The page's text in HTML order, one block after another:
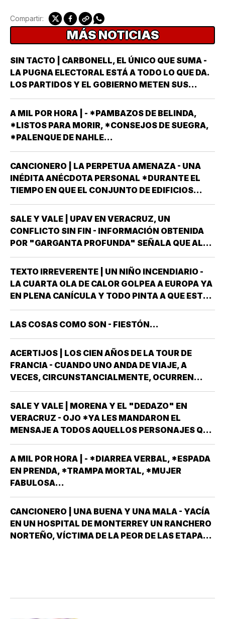
Compartir:
MÁS NOTICIAS
SIN TACTO | CARBONELL, EL ÚNICO QUE SUMA -
LA PUGNA ELECTORAL ESTÁ A TODO LO QUE DA.
LOS PARTIDOS Y EL GOBIERNO METEN SUS
ARMAS MÁS AFILADAS CON LA VISTA PUESTA EN
LA JORNADA DEL DOMINGO 6 DE JUNIO DEL AÑO
ENTRANTE *EL PROCESO ELECTORAL PARA
ELEGIR…
A MIL POR HORA | - *PAMBAZOS DE BELINDA,
*LISTOS PARA MORIR, *CONSEJOS DE SUEGRA,
*PALENQUE DE NAHLE...
CANCIONERO | LA PERPETUA AMENAZA - UNA
INÉDITA ANÉCDOTA PERSONAL *DURANTE EL
TIEMPO EN QUE EL CONJUNTO DE EDIFICIOS
LLAMADO LOS PINOS FUE RESIDENCIA OFICIAL
DEL PRESIDENTE DE MÉXICO, ESTUVE AHÍ
SOLAMENTE CUATRO VECES, TRES DE ELLAS EN
CALIDAD DE…
SALE Y VALE | UPAV EN VERACRUZ, UN
CONFLICTO SIN FIN - INFORMACIÓN OBTENIDA
POR "GARGANTA PROFUNDA" SEÑALA QUE AL
GOBIERNO DEL ESTADO *ESTÁ A PUNTO DE
"REVENTARLE" EL TEMA DE LA UNIVERSIDAD
POPULAR AUTÓNOMA DE VERACRUZ (UPAV) EN
LAS MANOS *Y NO ES…
TEXTO IRREVERENTE | UN NIÑO INCENDIARIO -
LA CUARTA OLA DE CALOR GOLPEA A EUROPA YA
EN PLENA CANÍCULA Y TODO PINTA A QUE ESTE
2026 SE UBICARÁ COMO EL PEOR DE LA HISTORIA
EN CUANTO A GOLPES CLIMÁTICOS *UNA OLA
LAS COSAS COMO SON - FIESTÓN...
ACERTIJOS | LOS CIEN AÑOS DE LA TOUR DE
FRANCIA - CUANDO UNO ANDA DE VIAJE, A
VECES, CIRCUNSTANCIALMENTE, OCURREN
COSAS QUE NO LLEVABAS PLANEADA *ME HAN
OCURRIDO ALGUNAS OCASIONES *AHORA
REMEMORO ESTA PORQUE TENEMOS A UN
MEXICANO EN EL TOP TEN DE…
SALE Y VALE | MORENA Y EL "DEDAZO" EN
VERACRUZ - OJO *YA LES MANDARON EL
MENSAJE A TODOS AQUELLOS PERSONAJES QUE
ASPIRAN A SER CANDIDATOS A DIPUTADOS
LOCALES, EN ALGUNO DE LOS 30 DISTRITOS QUE
HAY EN VERACRUZ POR EL PARTIDO MORENA,
DESPUÉS QUE NO…
A MIL POR HORA | - *DIARREA VERBAL, *ESPADA
EN PRENDA, *TRAMPA MORTAL, *MUJER
FABULOSA...
CANCIONERO | UNA BUENA Y UNA MALA - YACÍA
EN UN HOSPITAL DE MONTERREY UN RANCHERO
NORTEÑO, VÍCTIMA DE LA PEOR DE LAS ETAPAS